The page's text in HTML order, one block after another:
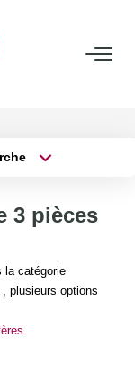
de critères
3 pièces
la catégorie
plusieurs options